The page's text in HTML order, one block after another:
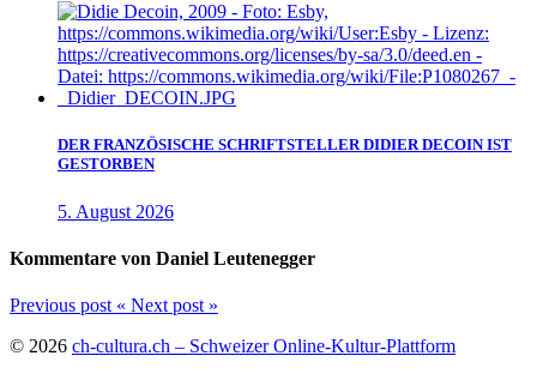
DER FRANZÖSISCHE SCHRIFTSTELLER DIDIER DECOIN IST
GESTORBEN
5. August 2026
Kommentare von Daniel Leutenegger
Previous post « Next post »
© 2026 ch-cultura.ch – Schweizer Online-Kultur-Plattform